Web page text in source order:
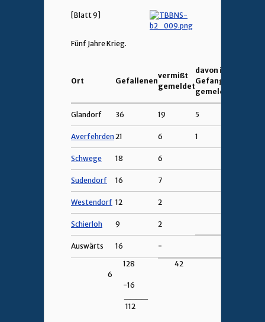
[Blatt 9]
Fünf Jahre Krieg.
Ort Gefallenen
vermißt
gemeldet
davon in
Gefangenschaft
gemeldet
Glandorf 36 19 5
Averfehrden21 6 1
Schwege 18 6
Sudendorf 16 7
Westendorf 12 2
Schierloh 9 2
Auswärts 16
-
128 42
6
-16
112